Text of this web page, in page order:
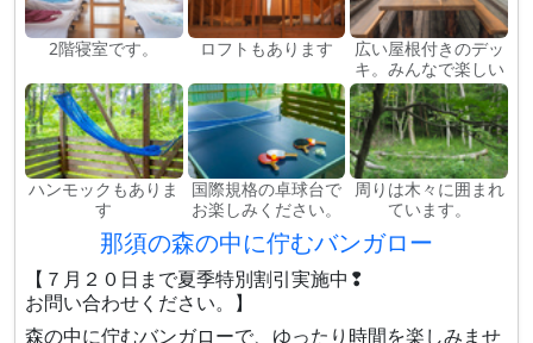
2階寝室です。 ロフトもあります
広い屋根付きのデッ
キ。みんなで楽しい
ハンモックもありま
す
国際規格の卓球台で
お楽しみください。
周りは木々に囲まれ
ています。
那須の森の中に佇むバンガロー
【７月２０日まで夏季特別割引実施中❢
お問い合わせください。】
森の中に佇むバンガローで、ゆったり時間を楽しみませ